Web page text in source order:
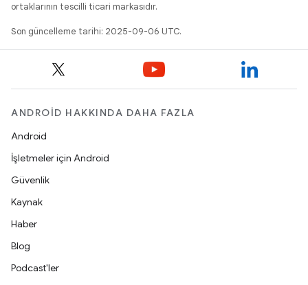
ortaklarının tescilli ticari markasıdır.
Son güncelleme tarihi: 2025-09-06 UTC.
ANDROID HAKKINDA DAHA FAZLA
Android
İşletmeler için Android
Güvenlik
Kaynak
Haber
Blog
Podcast'ler